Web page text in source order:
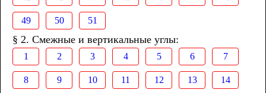
49 50 51
§ 2. Смежные и вертикальные углы:
1 2 3 4 5 6 7
8 9 10 11 12 13 14